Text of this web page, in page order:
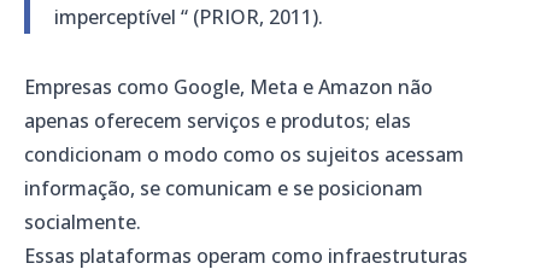
imperceptível “ (PRIOR, 2011).
Empresas como Google, Meta e Amazon não
apenas oferecem serviços e produtos; elas
condicionam o modo como os sujeitos acessam
informação, se comunicam e se posicionam
socialmente.
Essas plataformas operam como infraestruturas